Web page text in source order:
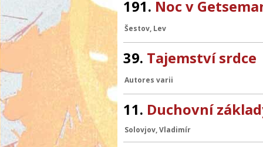
191. Noc v
Šestov, Lev
39. Tajemství srdce
Autores varii
11. Duchovní
Solovjov, Vladimír